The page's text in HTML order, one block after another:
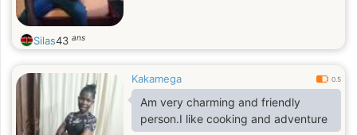
Silas43 ans
Kakamega 0.5
Am very charming and friendly
person.I like cooking and adventure